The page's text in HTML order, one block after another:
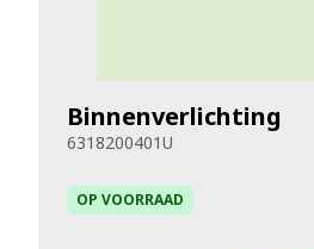
Binnenverlichting
6318200401U
OP VOORRAAD